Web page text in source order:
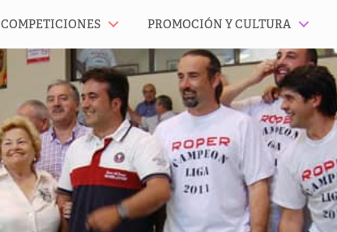
COMPETICIONES PROMOCIÓN Y CULTURA